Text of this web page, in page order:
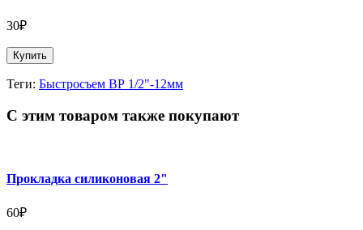
30₽
Купить
Теги: Быстросъем ВР 1/2"-12мм
С этим товаром также покупают
Прокладка силиконовая 2"
60₽